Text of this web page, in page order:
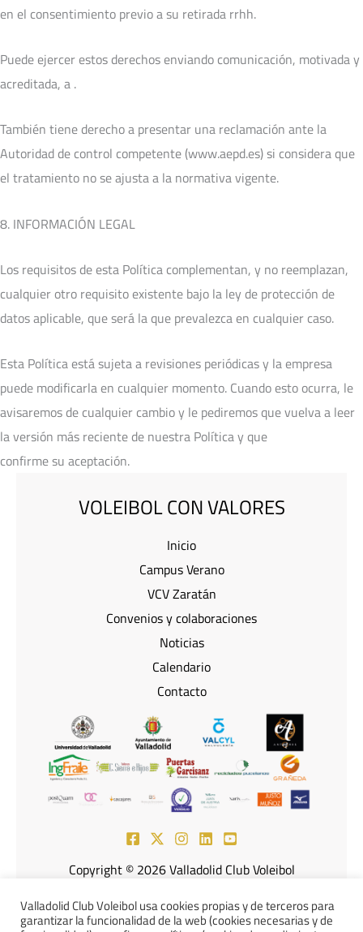
en el consentimiento previo a su retirada rrhh.
Puede ejercer estos derechos enviando comunicación, motivada y
acreditada, a .
También tiene derecho a presentar una reclamación ante la
Autoridad de control competente (www.aepd.es) si considera que
el tratamiento no se ajusta a la normativa vigente.
8. INFORMACIÓN LEGAL
Los requisitos de esta Política complementan, y no reemplazan,
cualquier otro requisito existente bajo la ley de protección de
datos aplicable, que será la que prevalezca en cualquier caso.
Esta Política está sujeta a revisiones periódicas y la empresa
puede modificarla en cualquier momento. Cuando esto ocurra, le
avisaremos de cualquier cambio y le pediremos que vuelva a leer
la versión más reciente de nuestra Política y que
confirme su aceptación.
VOLEIBOL CON VALORES
Inicio
Campus Verano
VCV Zaratán
Convenios y colaboraciones
Noticias
Calendario
Contacto
Copyright © 2026 Valladolid Club Voleibol
Valladolid Club Voleibol usa cookies propias y de terceros para
garantizar la funcionalidad de la web (cookies necesarias y de